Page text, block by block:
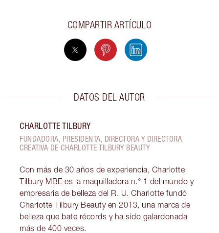
COMPARTIR ARTÍCULO
DATOS DEL AUTOR
CHARLOTTE TILBURY
FUNDADORA, PRESIDENTA, DIRECTORA Y DIRECTORA
CREATIVA DE CHARLOTTE TILBURY BEAUTY
Con más de 30 años de experiencia, Charlotte
Tilbury MBE es la maquilladora n.° 1 del mundo y
empresaria de belleza del R. U. Charlotte fundó
Charlotte Tilbury Beauty en 2013, una marca de
belleza que bate récords y ha sido galardonada
más de 400 veces.